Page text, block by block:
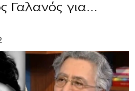
Γαλανός για…